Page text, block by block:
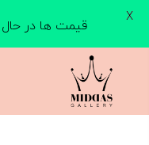
قیمت ها در X